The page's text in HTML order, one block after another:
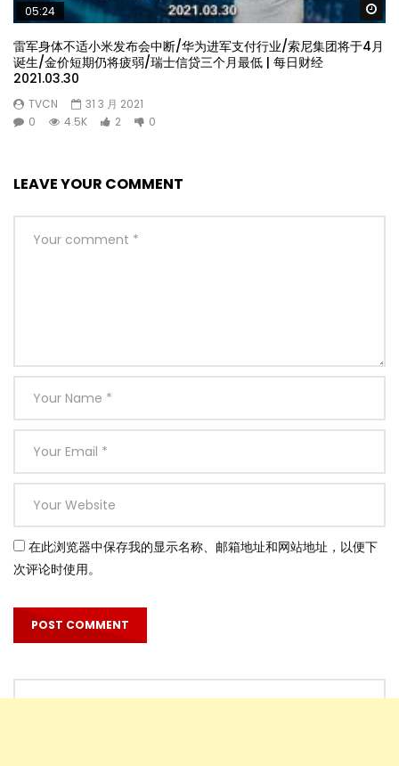
05:24
雷军身体不适小米发布会中断/华为进军支付行业/索尼集团将于4月
诞生/金价短期仍将疲弱/瑞士信贷三个月最低 | 每日财经
2021.03.30
TVCN
31 3 月 2021
0
4.5K 2 0
LEAVE YOUR COMMENT
在此浏览器中保存我的显示名称、邮箱地址和网站地址，以便下
次评论时使用。